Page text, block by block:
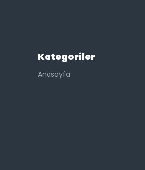
Kategoriler
Anasayfa